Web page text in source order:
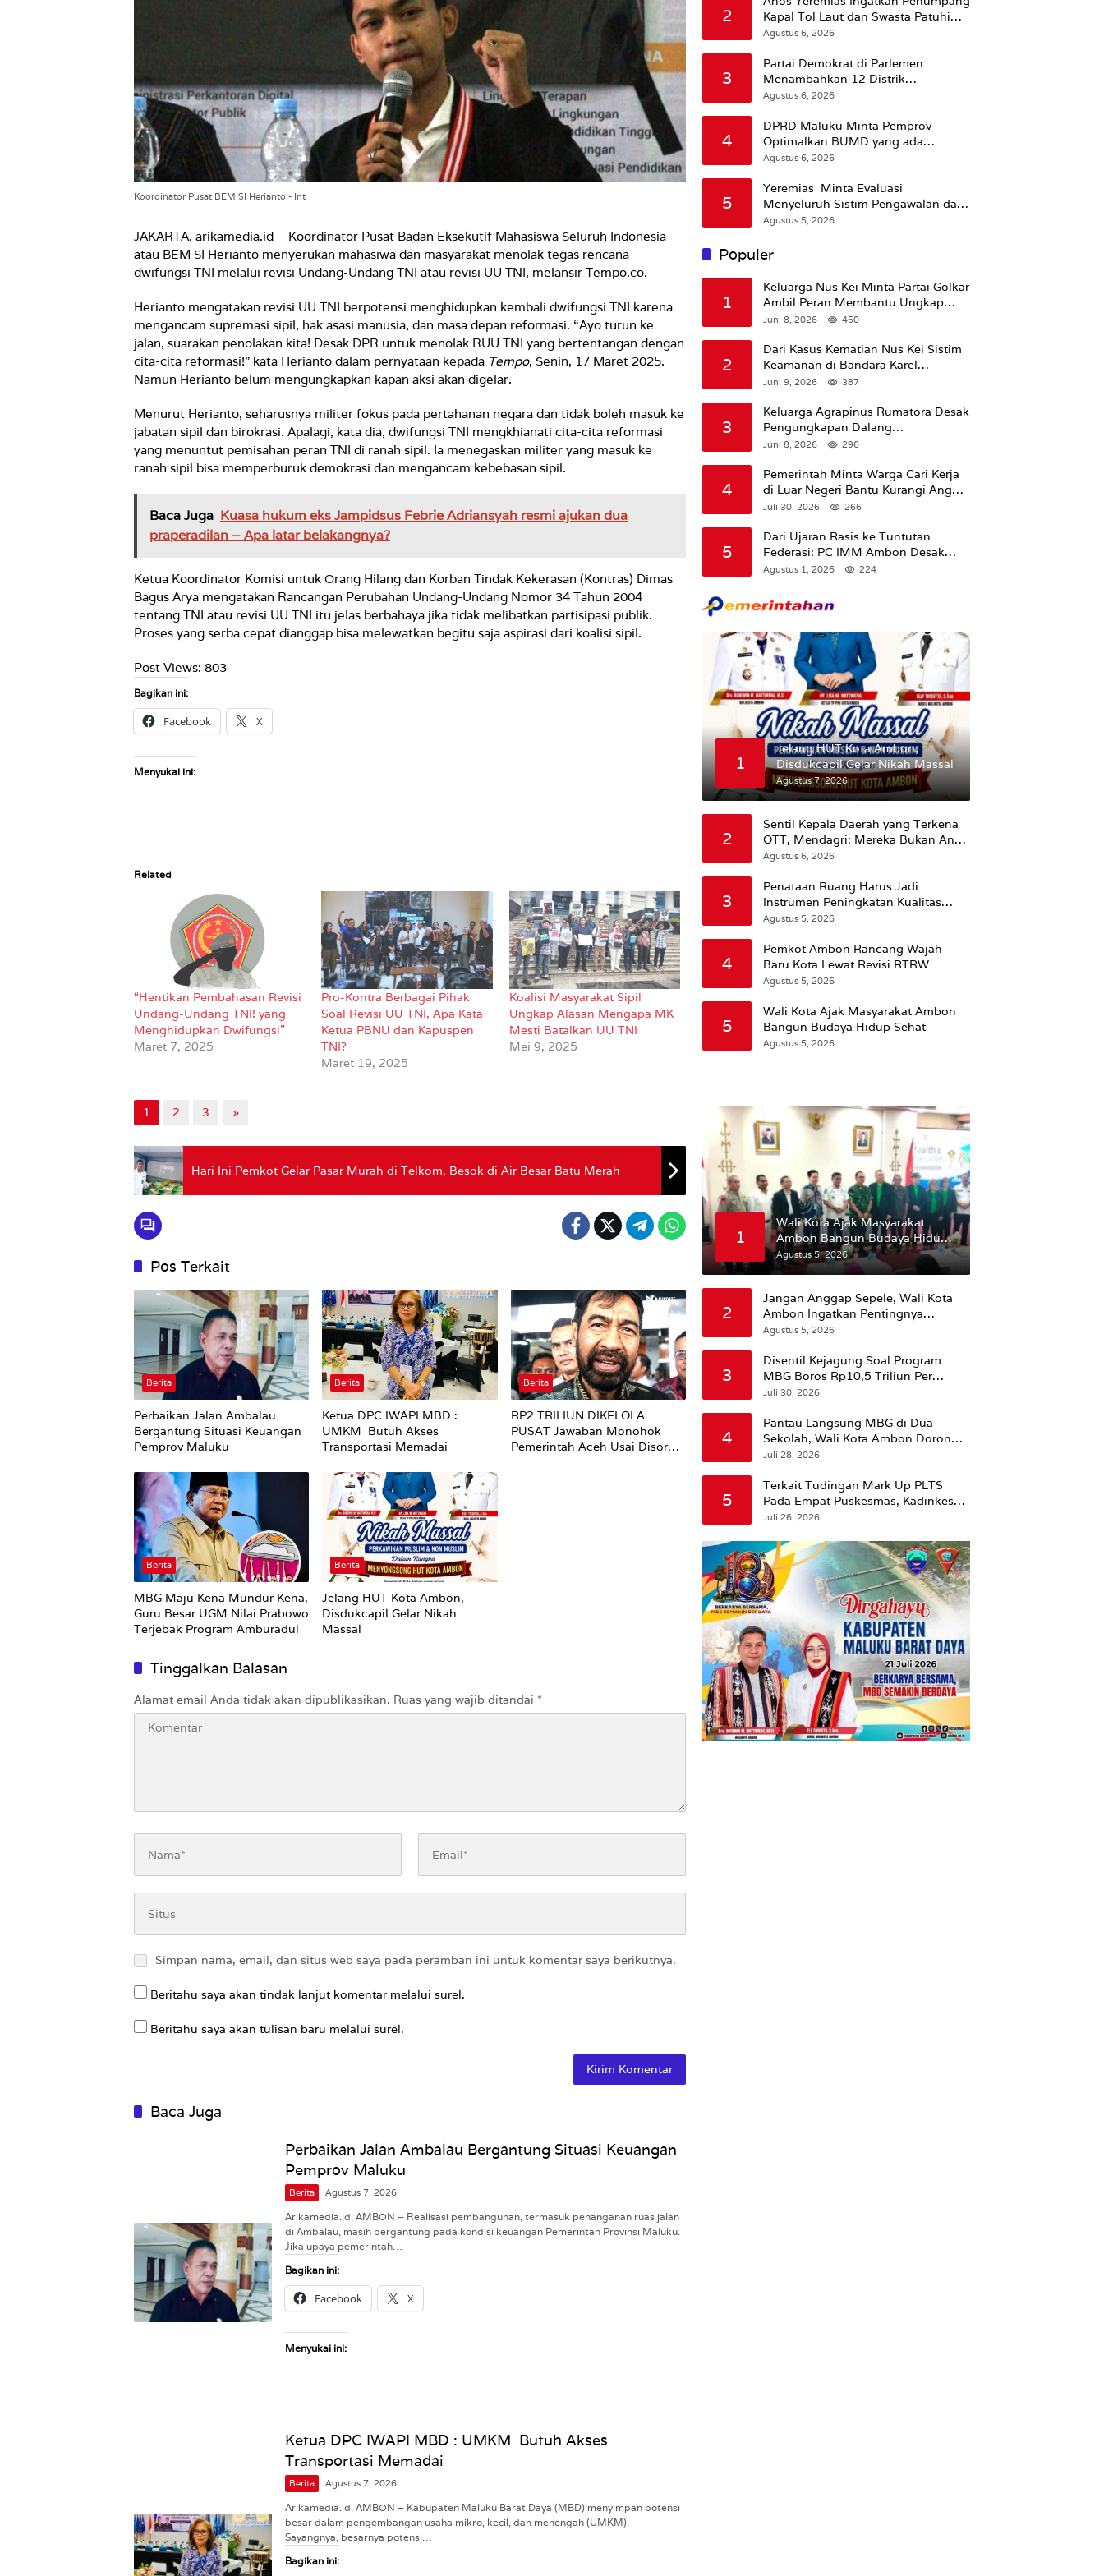
Koordinator Pusat BEM SI Herianto - Int
JAKARTA, arikamedia.id – Koordinator Pusat Badan Eksekutif Mahasiswa Seluruh Indonesia
atau BEM SI Herianto menyerukan mahasiwa dan masyarakat menolak tegas rencana
dwifungsi TNI melalui revisi Undang-Undang TNI atau revisi UU TNI, melansir Tempo.co.
Herianto mengatakan revisi UU TNI berpotensi menghidupkan kembali dwifungsi TNI karena
mengancam supremasi sipil, hak asasi manusia, dan masa depan reformasi. “Ayo turun ke
jalan, suarakan penolakan kita! Desak DPR untuk menolak RUU TNI yang bertentangan dengan
cita-cita reformasi!” kata Herianto dalam pernyataan kepada Tempo, Senin, 17 Maret 2025.
Namun Herianto belum mengungkapkan kapan aksi akan digelar.
Menurut Herianto, seharusnya militer fokus pada pertahanan negara dan tidak boleh masuk ke
jabatan sipil dan birokrasi. Apalagi, kata dia, dwifungsi TNI mengkhianati cita-cita reformasi
yang menuntut pemisahan peran TNI di ranah sipil. Ia menegaskan militer yang masuk ke
ranah sipil bisa memperburuk demokrasi dan mengancam kebebasan sipil.
Baca Juga Kuasa hukum eks Jampidsus Febrie Adriansyah resmi ajukan dua
praperadilan – Apa latar belakangnya?
Ketua Koordinator Komisi untuk Orang Hilang dan Korban Tindak Kekerasan (Kontras) Dimas
Bagus Arya mengatakan Rancangan Perubahan Undang-Undang Nomor 34 Tahun 2004
tentang TNI atau revisi UU TNI itu jelas berbahaya jika tidak melibatkan partisipasi publik.
Proses yang serba cepat dianggap bisa melewatkan begitu saja aspirasi dari koalisi sipil.
Post Views: 803
Bagikan ini:
Facebook X
Menyukai ini:
Related
“Hentikan Pembahasan Revisi
Undang-Undang TNI! yang
Menghidupkan Dwifungsi”
Maret 7, 2025
Pro-Kontra Berbagai Pihak
Soal Revisi UU TNI, Apa Kata
Ketua PBNU dan Kapuspen
TNI?
Maret 19, 2025
Koalisi Masyarakat Sipil
Ungkap Alasan Mengapa MK
Mesti Batalkan UU TNI
Mei 9, 2025
1 2 3 »
Hari Ini Pemkot Gelar Pasar Murah di Telkom, Besok di Air Besar Batu Merah
Pos Terkait
Berita
Perbaikan Jalan Ambalau
Bergantung Situasi Keuangan
Pemprov Maluku
Berita
Ketua DPC IWAPI MBD :
UMKM Butuh Akses
Transportasi Memadai
Berita
RP2 TRILIUN DIKELOLA
PUSAT Jawaban Monohok
Pemerintah Aceh Usai Disorot
Berita
MBG Maju Kena Mundur Kena,
Guru Besar UGM Nilai Prabowo
Terjebak Program Amburadul
Berita
Jelang HUT Kota Ambon,
Disdukcapil Gelar Nikah
Massal
Tinggalkan Balasan
Alamat email Anda tidak akan dipublikasikan. Ruas yang wajib ditandai *
Simpan nama, email, dan situs web saya pada peramban ini untuk komentar saya berikutnya.
Beritahu saya akan tindak lanjut komentar melalui surel.
Beritahu saya akan tulisan baru melalui surel.
Baca Juga
Perbaikan Jalan Ambalau Bergantung Situasi Keuangan
Pemprov Maluku
Berita Agustus 7, 2026
Arikamedia.id, AMBON – Realisasi pembangunan, termasuk penanganan ruas jalan
di Ambalau, masih bergantung pada kondisi keuangan Pemerintah Provinsi Maluku.
Jika upaya pemerintah…
Bagikan ini:
Facebook X
Menyukai ini:
Ketua DPC IWAPI MBD : UMKM Butuh Akses
Transportasi Memadai
Berita Agustus 7, 2026
Arikamedia.id, AMBON – Kabupaten Maluku Barat Daya (MBD) menyimpan potensi
besar dalam pengembangan usaha mikro, kecil, dan menengah (UMKM).
Sayangnya, besarnya potensi…
Bagikan ini:
2
Kapal Tol Laut dan Swasta Patuhi
Peringatan BMKG
Agustus 6, 2026
3
Partai Demokrat di Parlemen
Menambahkan 12 Distrik
Pendukung Trump
Agustus 6, 2026
4
DPRD Maluku Minta Pemprov
Optimalkan BUMD yang ada
Ketimbang Menambah Baru
Agustus 6, 2026
5
Yeremias Minta Evaluasi
Menyeluruh Sistim Pengawalan dan
Operasional Angkutan Kontainer
Agustus 5, 2026
Populer
1
Keluarga Nus Kei Minta Partai Golkar
Ambil Peran Membantu Ungkap
Kematian Almarhum
Juni 8, 2026 450
2
Dari Kasus Kematian Nus Kei Sistim
Keamanan di Bandara Karel
Sadsuitubun Langgur
Juni 9, 2026 387
3
Keluarga Agrapinus Rumatora Desak
Pengungkapan Dalang
Pembunuhan, Siap Bawa Kasus ke
Juni 8, 2026 296
4
Pemerintah Minta Warga Cari Kerja
di Luar Negeri Bantu Kurangi Angka
Pengangguran
Juli 30, 2026 266
5
Dari Ujaran Rasis ke Tuntutan
Federasi: PC IMM Ambon Desak
Klarifikasi Presiden dan Imbau
Putih Di Maluku.
Agustus 1, 2026 224
1
Jelang HUT Kota Ambon,
Disdukcapil Gelar Nikah Massal
Agustus 7, 2026
2
Sentil Kepala Daerah yang Terkena
OTT, Mendagri: Mereka Bukan Anak
Kemarin Sore
Agustus 6, 2026
3
Penataan Ruang Harus Jadi
Instrumen Peningkatan Kualitas
Hidup Masyarakat, Wattimena:
Susun RDTR Sebagai Dasar Hukum
Agustus 5, 2026
4
Pemkot Ambon Rancang Wajah
Baru Kota Lewat Revisi RTRW
Agustus 5, 2026
5
Wali Kota Ajak Masyarakat Ambon
Bangun Budaya Hidup Sehat
Agustus 5, 2026
1
Wali Kota Ajak Masyarakat
Ambon Bangun Budaya Hidup
Sehat
Agustus 5, 2026
2
Jangan Anggap Sepele, Wali Kota
Ambon Ingatkan Pentingnya
Perencanaan Kesehatan
Agustus 5, 2026
3
Disentil Kejagung Soal Program
MBG Boros Rp10,5 Triliun Per
Tahun, Kepala BGN Sudaryono Beri
Juli 30, 2026
4
Pantau Langsung MBG di Dua
Sekolah, Wali Kota Ambon Dorong
Pemerataan Hingga Wilayah
Juli 28, 2026
5
Terkait Tudingan Mark Up PLTS
Pada Empat Puskesmas, Kadinkes
Ambon Beri Klarifikasi.
Juli 26, 2026